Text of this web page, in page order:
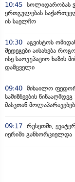
10:45 სოლიდარობას
ერთგულებას
ის საელჩო
10:30 აგვისტოს
შედეგები აისახება
ისე საოკუპაციო ხაზის
დამცველი
09:40 მიხაილო
სამიზნეების
მასკთან
09:17 რუსეთში,
იერიში განხორციელდა